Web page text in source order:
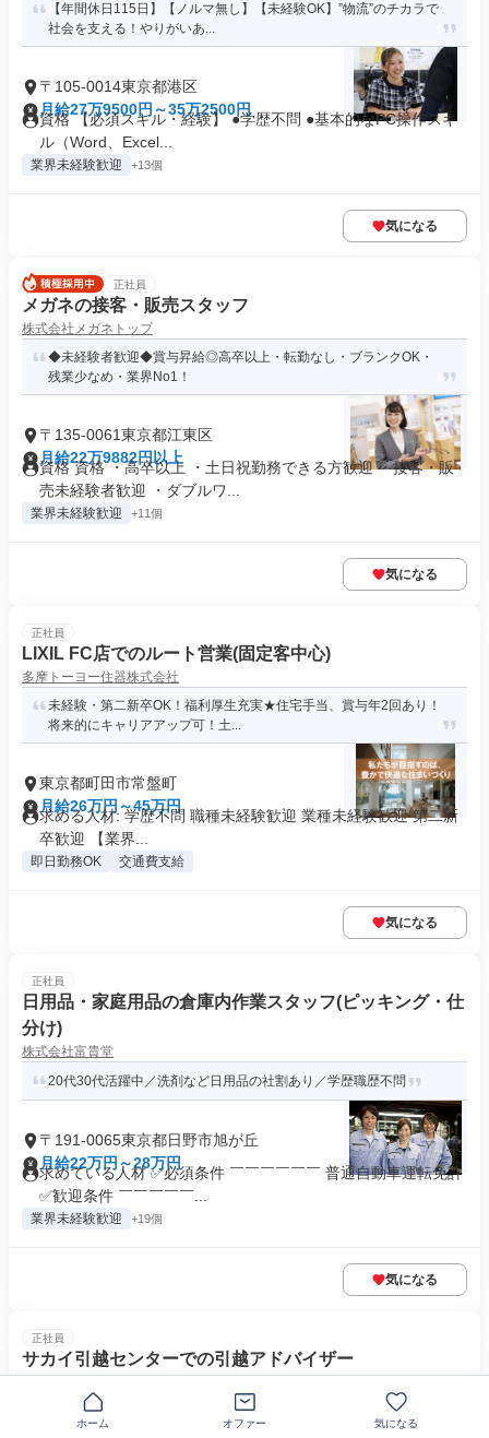
【年間休日115日】【ノルマ無し】【未経験OK】”物流”のチカラで
社会を支える！やりがいあ...
〒105-0014東京都港区
月給27万9500円～35万2500円
資格 【必須スキル・経験】 ●学歴不問 ●基本的なPC操作スキ
ル（Word、Excel...
業界未経験歓迎 +13個
気になる
正社員
メガネの接客・販売スタッフ
株式会社メガネトップ
◆未経験者歓迎◆賞与昇給◎高卒以上・転勤なし・ブランクOK・
残業少なめ・業界No1！
〒135-0061東京都江東区
月給22万9882円以上
資格 資格 ・高卒以上 ・土日祝勤務できる方歓迎 ・接客・販
売未経験者歓迎 ・ダブルワ...
業界未経験歓迎 +11個
気になる
正社員
LIXIL FC店でのルート営業(固定客中心)
多摩トーヨー住器株式会社
未経験・第二新卒OK！福利厚生充実★住宅手当、賞与年2回あり！
将来的にキャリアアップ可！土...
東京都町田市常盤町
月給26万円～45万円
求める人材: 学歴不問 職種未経験歓迎 業種未経験歓迎 第二新
卒歓迎 【業界...
即日勤務OK 交通費支給
気になる
正社員
日用品・家庭用品の倉庫内作業スタッフ(ピッキング・仕
分け)
株式会社富貴堂
20代30代活躍中／洗剤など日用品の社割あり／学歴職歴不問
〒191-0065東京都日野市旭が丘
月給22万円～28万円
求めている人材 ✅必須条件 ￣￣￣￣￣￣ 普通自動車運転免許
✅歓迎条件 ￣￣￣￣￣...
業界未経験歓迎 +19個
気になる
正社員
サカイ引越センターでの引越アドバイザー
テレアポや飛び込み営業は一切ナシ！成約率は8割！未経験大歓迎
ホーム オファー 気になる